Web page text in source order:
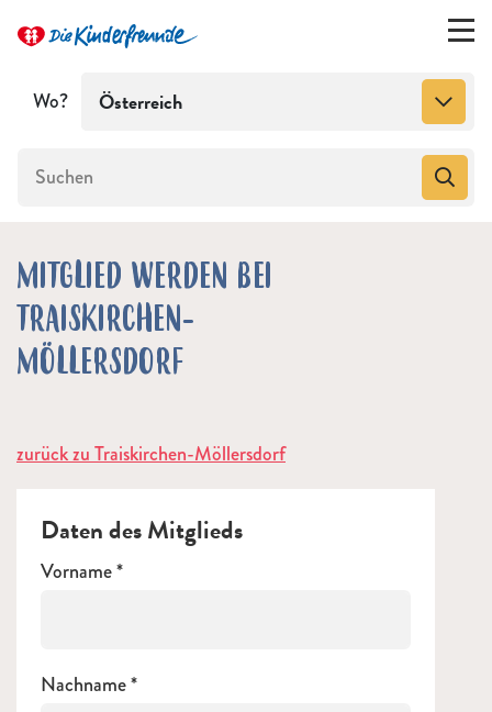
Wo? Österreich
MITGLIED WERDEN BEI
TRAISKIRCHEN-
MÖLLERSDORF
zurück zu Traiskirchen-Möllersdorf
Daten des Mitglieds
Vorname
Nachname